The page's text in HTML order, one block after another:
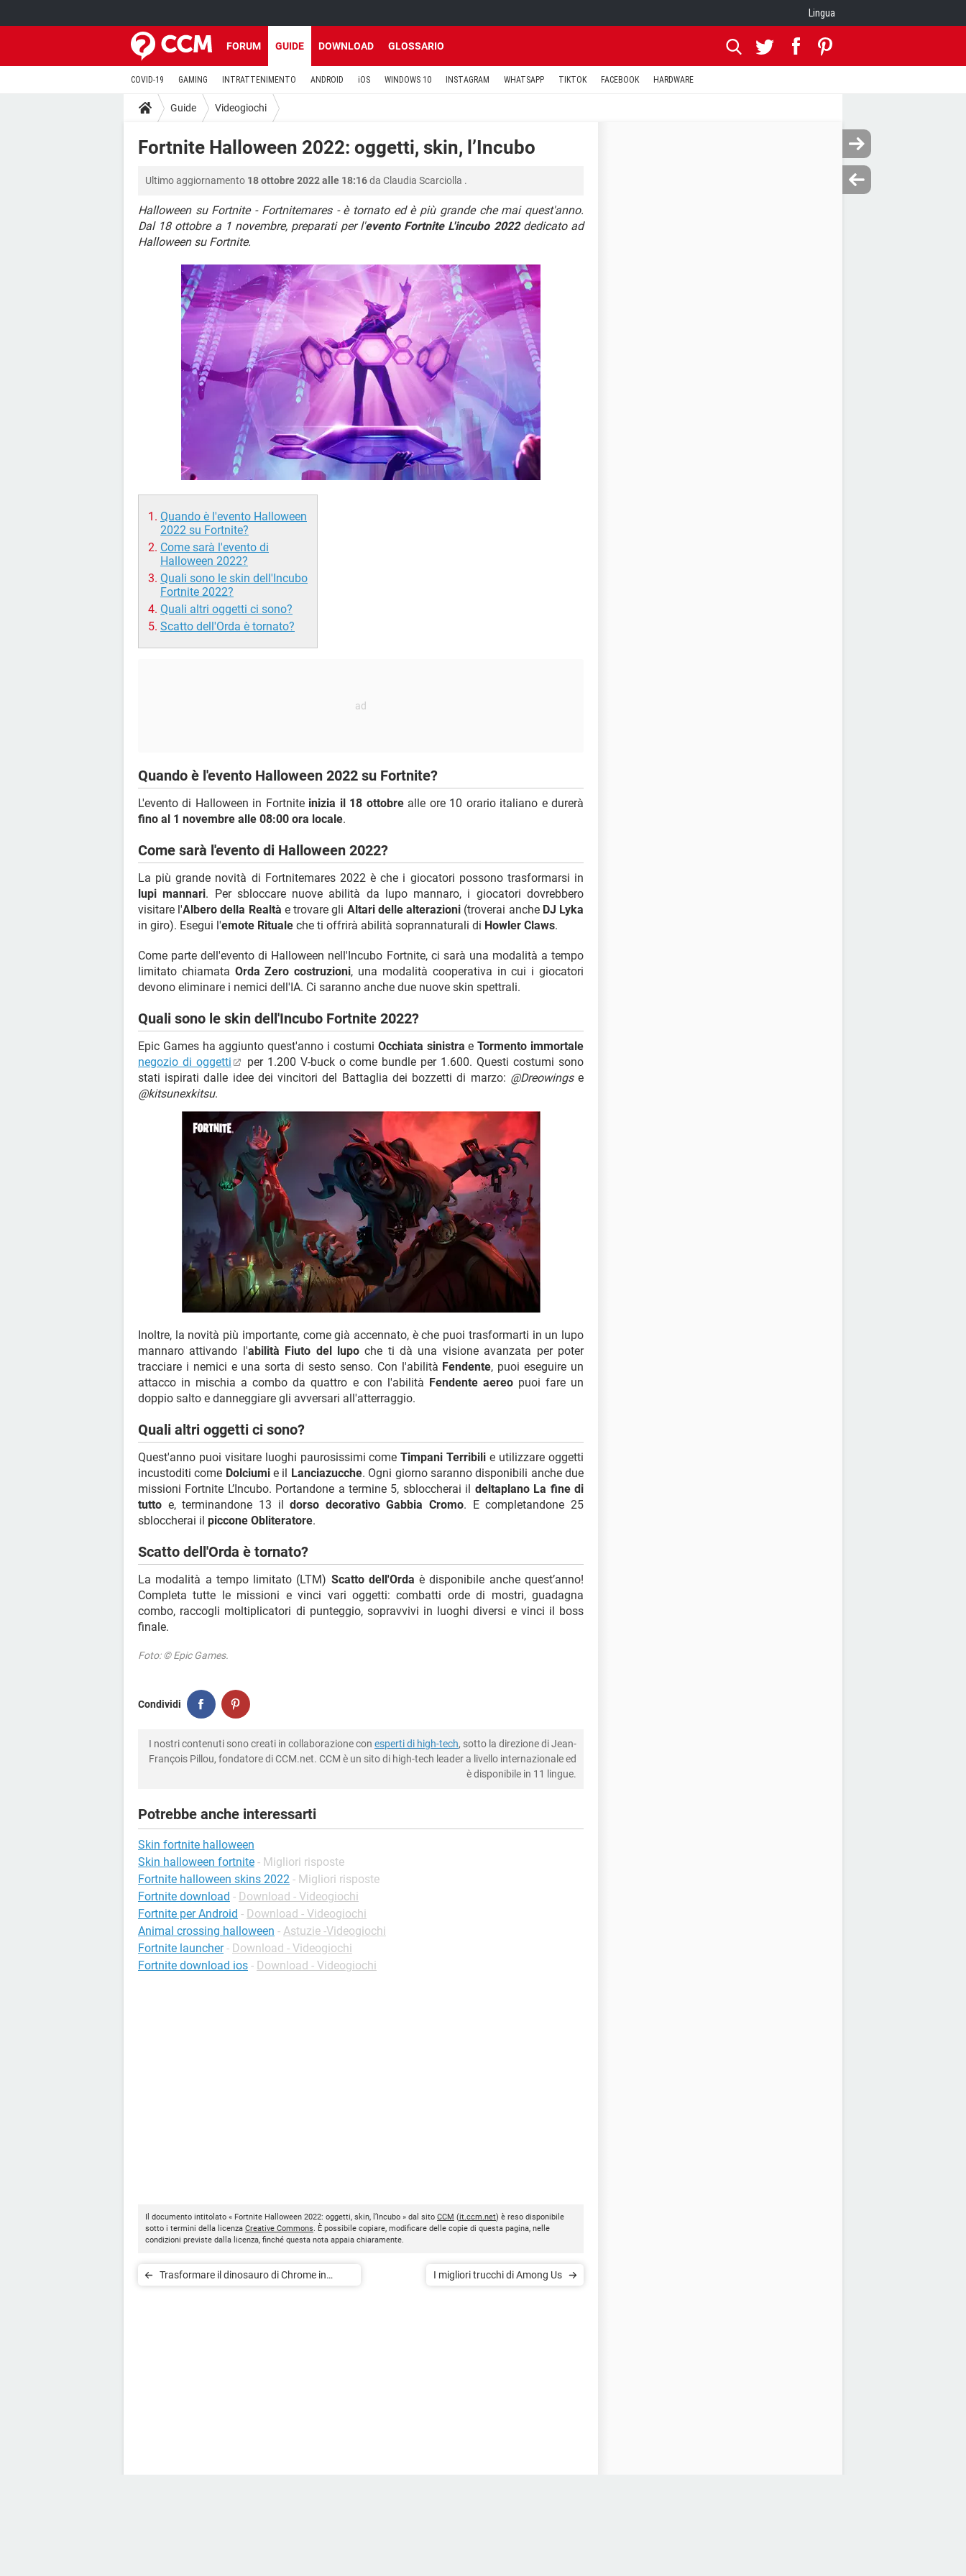
Lingua
FORUM GUIDE DOWNLOAD GLOSSARIO
COVID-19 GAMING INTRATTENIMENTO ANDROID iOS WINDOWS 10 INSTAGRAM WHATSAPP TIKTOK FACEBOOK HARDWARE
Guide Videogiochi
Fortnite Halloween 2022: oggetti, skin, l’Incubo
Ultimo aggiornamento 18 ottobre 2022 alle 18:16da Claudia Scarciolla .
Halloween su Fortnite - Fortnitemares - è tornato ed è più grande che mai quest'anno.
Dal 18 ottobre a 1 novembre, preparati per l'evento Fortnite L'incubo 2022dedicato ad
Halloween su Fortnite.
Quando è l'evento Halloween
2022 su Fortnite?
Come sarà l'evento di
Halloween 2022?
Quali sono le skin dell'Incubo
Fortnite 2022?
Quali altri oggetti ci sono?
Scatto dell'Orda è tornato?
Quando è l'evento Halloween 2022 su Fortnite?
L'evento di Halloween in Fortnite inizia il 18 ottobrealle ore 10 orario italiano e durerà
fino al 1 novembre alle 08:00 ora locale.
Come sarà l'evento di Halloween 2022?
La più grande novità di Fortnitemares 2022 è che i giocatori possono trasformarsi in
lupi mannari. Per sbloccare nuove abilità da lupo mannaro, i giocatori dovrebbero
visitare l'Albero della Realtà e trovare gli Altari delle alterazioni (troverai anche DJ Lyka
in giro). Esegui l'emote Rituale che ti offrirà abilità soprannaturali di Howler Claws.
Come parte dell'evento di Halloween nell'Incubo Fortnite, ci sarà una modalità a tempo
limitato chiamata Orda Zero costruzioni, una modalità cooperativa in cui i giocatori
devono eliminare i nemici dell'IA. Ci saranno anche due nuove skin spettrali.
Quali sono le skin dell'Incubo Fortnite 2022?
Epic Games ha aggiunto quest'anno i costumi Occhiata sinistra eTormento immortale
negozio di oggetti
per 1.200 V-buck o come bundle per 1.600. Questi costumi sono
stati ispirati dalle idee dei vincitori del Battaglia dei bozzetti di marzo: @Dreowingse
@kitsunexkitsu.
Inoltre, la novità più importante, come già accennato, è che puoi trasformarti in un lupo
mannaro attivando l'abilità Fiuto del lupoche ti dà una visione avanzata per poter
tracciare i nemici e una sorta di sesto senso. Con l'abilità Fendente, puoi eseguire un
attacco in mischia a combo da quattro e con l'abilità Fendente aereopuoi fare un
doppio salto e danneggiare gli avversari all'atterraggio.
Quali altri oggetti ci sono?
Quest'anno puoi visitare luoghi paurosissimi comeTimpani Terribili e utilizzare oggetti
incustoditi come Dolciumie il Lanciazucche. Ogni giorno saranno disponibili anche due
missioni Fortnite L’Incubo. Portandone a termine 5, sbloccherai il deltaplano La fine di
tutto e, terminandone 13 ildorso decorativo Gabbia Cromo. E completandone 25
sbloccherai il piccone Obliteratore.
Scatto dell'Orda è tornato?
La modalità a tempo limitato (LTM) Scatto dell'Orda è disponibile anche quest’anno!
Completa tutte le missioni e vinci vari oggetti: combatti orde di mostri, guadagna
combo, raccogli moltiplicatori di punteggio, sopravvivi in luoghi diversi e vinci il boss
finale.
Foto: © Epic Games.
Condividi
I nostri contenuti sono creati in collaborazione con esperti di high-tech, sotto la direzione di Jean-
François Pillou, fondatore di CCM.net. CCM è un sito di high-tech leader a livello internazionale ed
è disponibile in 11 lingue.
Potrebbe anche interessarti
Skin fortnite halloween
Skin halloween fortnite - Migliori risposte
Fortnite halloween skins 2022 - Migliori risposte
Fortnite download - Download - Videogiochi
Fortnite per Android - Download - Videogiochi
Animal crossing halloween - Astuzie -Videogiochi
Fortnite launcher - Download - Videogiochi
Fortnite download ios - Download - Videogiochi
Il documento intitolato « Fortnite Halloween 2022: oggetti, skin, l’Incubo » dal sito CCM (it.ccm.net) è reso disponibile
sotto i termini della licenza Creative Commons. È possibile copiare, modificare delle copie di questa pagina, nelle
condizioni previste dalla licenza, finché questa nota appaia chiaramente.
Trasformare il dinosauro di Chrome in
I migliori trucchi di Among Us